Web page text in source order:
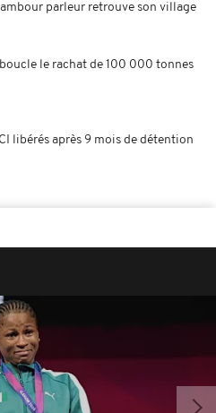
parleur retrouve son village
le rachat de 100 000 tonnes
libérés après 9 mois de détention